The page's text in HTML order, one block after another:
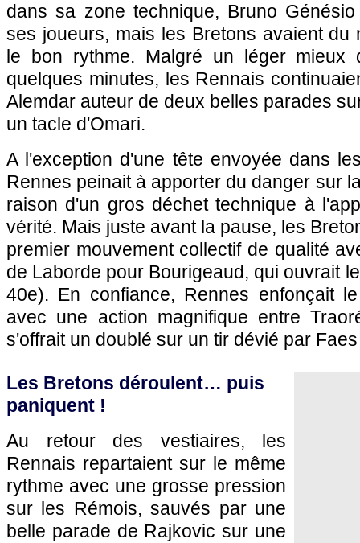
dans sa zone technique, Bruno
ses joueurs, mais les Bretons avaient du
le bon rythme. Malgré un léger mieux
quelques minutes, les Rennais
Alemdar auteur de deux belles parades
un tacle d'Omari.
A l'exception d'une tête envoyée dans
Rennes peinait à apporter du danger sur
raison d'un gros déchet technique à
vérité. Mais juste avant la pause, les
premier mouvement collectif de qualité
de Laborde pour Bourigeaud, qui ouvrait
40e). En confiance, Rennes enfonçait
avec une action magnifique entre
s'offrait un doublé sur un tir dévié par
Les Bretons déroulent… puis
paniquent !
Au retour des vestiaires, les
Rennais repartaient sur le même
rythme avec une grosse pression
sur les Rémois, sauvés par une
belle parade de Rajkovic sur une